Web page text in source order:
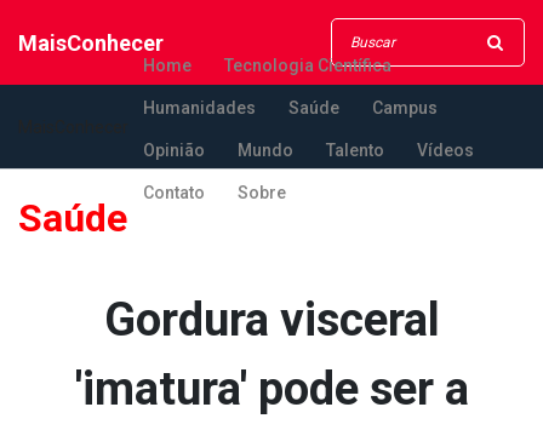
MaisConhecer
Home Tecnologia Científica
Humanidades Saúde Campus
Opinião Mundo Talento Vídeos
Contato Sobre
Saúde
Gordura visceral
'imatura' pode ser a